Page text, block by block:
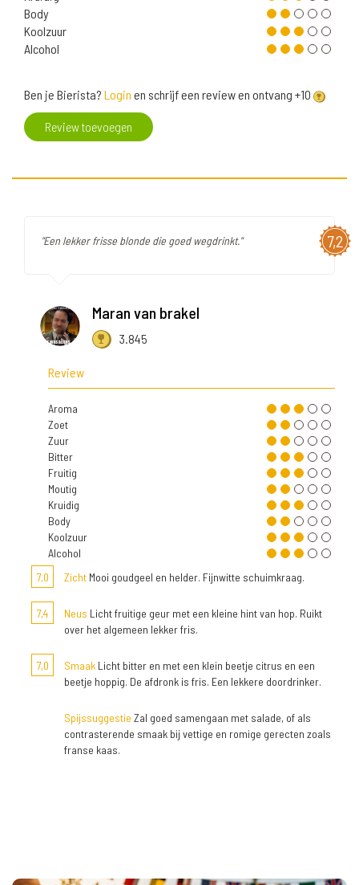
Body
Koolzuur
Alcohol
Ben je Bierista? Login en schrijf een review en ontvang +10
Review toevoegen
7,2
"Een lekker frisse blonde die goed wegdrinkt."
Maran van brakel
3.845
Review
Aroma
Zoet
Zuur
Bitter
Fruitig
Moutig
Kruidig
Body
Koolzuur
Alcohol
7,0
Zicht Mooi goudgeel en helder. Fijnwitte schuimkraag.
7,4 Neus Licht fruitige geur met een kleine hint van hop. Ruikt
over het algemeen lekker fris.
7,0 Smaak Licht bitter en met een klein beetje citrus en een
beetje hoppig. De afdronk is fris. Een lekkere doordrinker.
Spijssuggestie Zal goed samengaan met salade, of als
contrasterende smaak bij vettige en romige gerecten zoals
franse kaas.